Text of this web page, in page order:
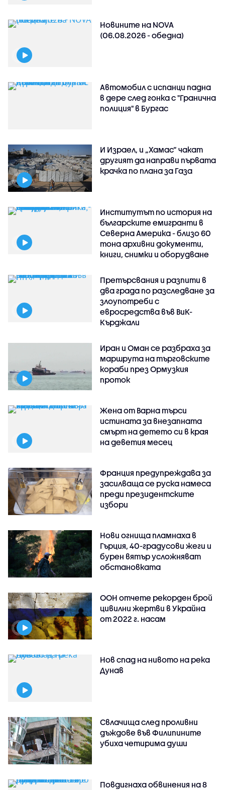
Новините на NOVA
(06.08.2026 - обедна)
Автомобил с испанци падна
в дере след гонка с "Гранична
полиция" в Бургас
И Израел, и „Хамас“ чакат
другият да направи първата
крачка по плана за Газа
Институтът по история на
българските емигранти в
Северна Америка - близо 60
тона архивни документи,
книги, снимки и оборудване
Претърсвания и разпити в
два града по разследване за
злоупотреби с
евросредства във ВиК-
Кърджали
Иран и Оман се разбраха за
маршрута на търговските
кораби през Ормузкия
проток
Жена от Варна търси
истината за внезапната
смърт на детето си в края
на деветия месец
Франция предупреждава за
засилваща се руска намеса
преди президентските
избори
Нови огнища пламнаха в
Гърция, 40-градусови жеги и
бурен вятър усложняват
обстановката
ООН отчете рекорден брой
цивилни жертви в Украйна
от 2022 г. насам
Нов спад на нивото на река
Дунав
Свлачища след проливни
дъждове във Филипините
убиха четирима души
Повдигнаха обвинения на 8